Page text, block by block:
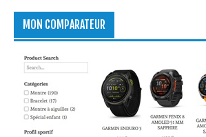
MON COMPARATEUR